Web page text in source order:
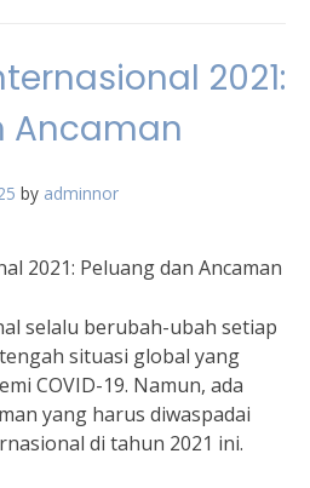
2021:
Ancaman
by adminnor
2021: Peluang dan Ancaman
selalu berubah-ubah setiap
situasi global yang
COVID-19. Namun, ada
yang harus diwaspadai
di tahun 2021 ini.